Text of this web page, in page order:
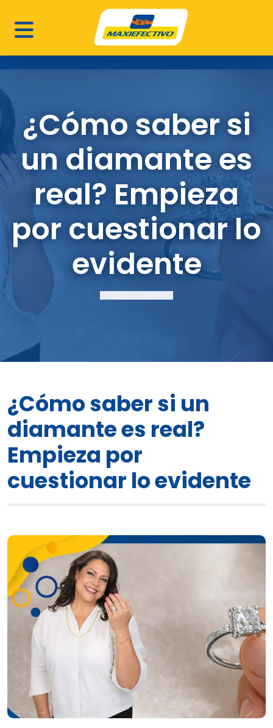
¿Cómo saber si
un diamante es
real? Empieza
por cuestionar lo
evidente
¿Cómo saber si un
diamante es real?
Empieza por
cuestionar lo evidente